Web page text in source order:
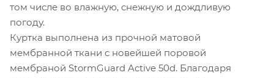
том числе во влажную, снежную и дождливую
погоду.
Куртка выполнена из прочной матовой
мембранной ткани с новейшей поровой
мембраной StormGuard Active 50d. Благодаря